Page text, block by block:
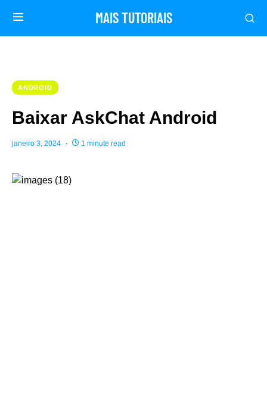
MAIS TUTORIAIS
ANDROID
Baixar AskChat Android
janeiro 3, 2024 1 minute read